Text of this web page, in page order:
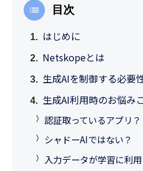
目次
はじめに
Netskopeとは
生成AIを制御する必要
生成AI利用時のお悩み
認証取っているアプリ？
シャドーAIではない？
入力データが学習に利